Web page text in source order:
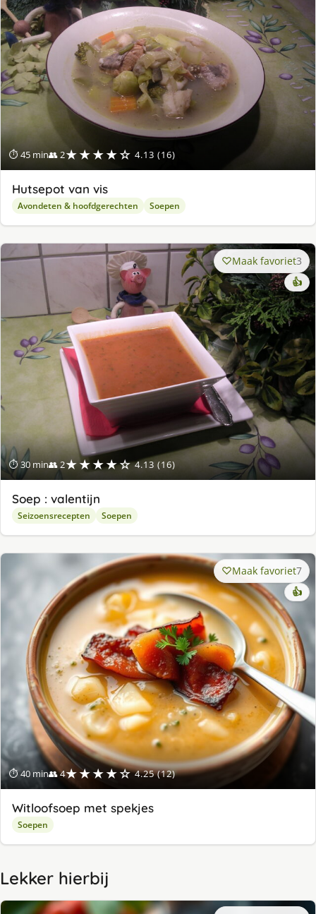
⏱ 45 min👥 2★★★★☆ 4.13 (16)
Hutsepot van vis
Avondeten & hoofdgerechten Soepen
⏱ 30 min👥 2★★★★☆ 4.13 (16)
Maak favoriet3
👍
Soep : valentijn
Seizoensrecepten Soepen
⏱ 40 min👥 4★★★★☆ 4.25 (12)
Maak favoriet7
👍
Witloofsoep met spekjes
Soepen
Lekker hierbij